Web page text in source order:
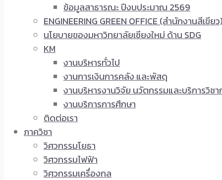
ข้อมูลสาธารณะ ปีงบประมาณ 2569
ENGINEERING GREEN OFFICE (สำนักงานสีเขีย
นโยบายของมหาวิทยาลัยเชียงใหม่ ด้าน SDG
KM
งานบริหารทั่วไป
งานการเงินการคลัง และพัสดุ
งานบริหารงานวิจัย นวัตกรรมและบริการวิชา
งานบริการการศึกษา
ติดต่อเรา
ภาควิชา
วิศวกรรมโยธา
วิศวกรรมไฟฟ้า
วิศวกรรมเครื่องกล